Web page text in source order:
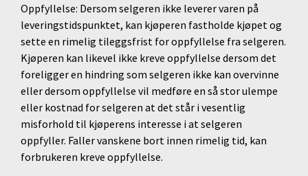
Oppfyllelse: Dersom selgeren ikke leverer varen på
leveringstidspunktet, kan kjøperen fastholde kjøpet og
sette en rimelig tileggsfrist for oppfyllelse fra selgeren.
Kjøperen kan likevel ikke kreve oppfyllelse dersom det
foreligger en hindring som selgeren ikke kan overvinne
eller dersom oppfyllelse vil medføre en så stor ulempe
eller kostnad for selgeren at det står i vesentlig
misforhold til kjøperens interesse i at selgeren
oppfyller. Faller vanskene bort innen rimelig tid, kan
forbrukeren kreve oppfyllelse.